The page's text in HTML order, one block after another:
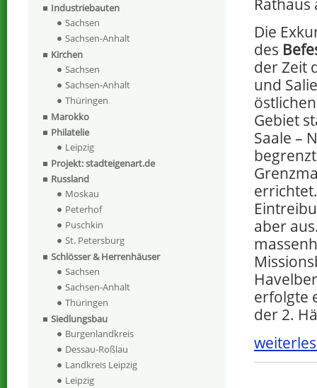
Die
des
der Zeit
und
Gebiet
Saale –
aber
erfolgte
der 2.
Industriebauten
Sachsen
Sachsen-Anhalt
Kirchen
Sachsen
Sachsen-Anhalt
Thüringen
Marokko
Philatelie
Leipzig
Projekt: stadteigenart.de
Russland
Moskau
Peterhof
Puschkin
St. Petersburg
Schlösser & Herrenhäuser
Sachsen
Sachsen-Anhalt
Thüringen
Siedlungsbau
Burgenlandkreis
Dessau-Roßlau
Landkreis Leipzig
Leipzig